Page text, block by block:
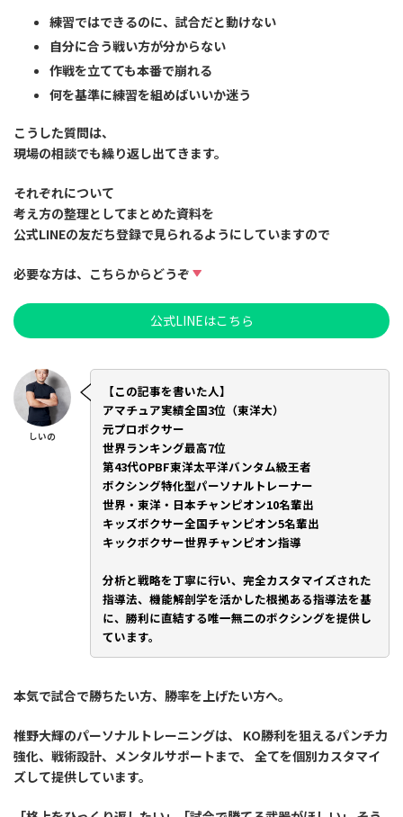
練習ではできるのに、試合だと動けない
自分に合う戦い方が分からない
作戦を立てても本番で崩れる
何を基準に練習を組めばいいか迷う
こうした質問は、
現場の相談でも繰り返し出てきます。
それぞれについて
考え方の整理としてまとめた資料を
公式LINEの友だち登録で見られるようにしていますので
必要な方は、こちらからどうぞ
公式LINEはこちら
しいの
【この記事を書いた人】
アマチュア実績全国3位（東洋大）
元プロボクサー
世界ランキング最高7位
第43代OPBF東洋太平洋バンタム級王者
ボクシング特化型パーソナルトレーナー
世界・東洋・日本チャンピオン10名輩出
キッズボクサー全国チャンピオン5名輩出
キックボクサー世界チャンピオン指導
分析と戦略を丁寧に行い、完全カスタマイズされた
指導法、機能解剖学を活かした根拠ある指導法を基
に、勝利に直結する唯一無二のボクシングを提供し
ています。
本気で試合で勝ちたい方、勝率を上げたい方へ。
椎野大輝のパーソナルトレーニングは、 KO勝利を狙えるパンチ力
強化、戦術設計、メンタルサポートまで、 全てを個別カスタマイ
ズして提供しています。